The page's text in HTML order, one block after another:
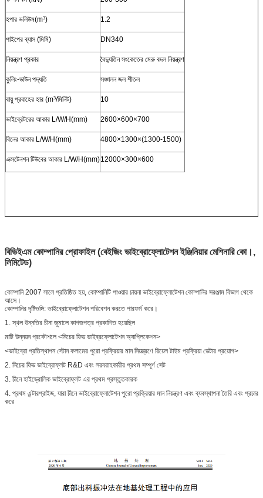
হপার ভলিউম(m³) 1.2
পাইপের ব্যাস (মিমি) DN340
নিয়ন্ত্রণ প্রকার বৈদ্যুতিন সংকেতের মেরু বদল নিয়ন্ত্রণ
কুলিং-ডাউন পদ্ধতি সঞ্চালন জল শীতল
বায়ু প্রবাহের হার (m³/মিনিট) 10
ভাইব্রেটরের আকার L/W/H(mm) 2600×600×700
বিনের আকার L/W/H(mm) 4800×1300×(1300-1500)
এক্সটেনশন টিউবের আকার L/W/H(mm)12000×300×600
বিভিইএম কোম্পানির প্রোফাইল (বেইজিং ভাইব্রোফ্লোটেশন ইঞ্জিনিয়ার মেশিনারি কো।,
লিমিটেড)
কোম্পানি 2007 সালে প্রতিষ্ঠিত হয়, কোম্পানিটি পাওয়ার চায়না ভাইব্রোফ্লোটেশন কোম্পানির সরঞ্জাম বিভাগ থেকে
আসে।
কোম্পানির দৃষ্টিভঙ্গি: ভাইব্রোফ্লোটেশন পরিবেশন করতে পারফর্ম করে।
1. স্থল উন্নতির চীনা জুমালে কাগজপত্র প্রকাশিত হয়েছিল
মাটি উন্নয়ন প্রকৌশলে <নিচের ফিড ভাইব্রফ্লোটেশন অ্যাপ্লিকেশন>
<ভাইব্রো প্রতিস্থাপন স্টোন কলামের পুরো প্রক্রিয়ার মান নিয়ন্ত্রণে রিয়েল টাইম প্রক্রিয়া ডেটার প্রয়োগ>
2. নিচের ফিড ভাইব্রোফ্লট R&D এবং সরবরাহকারীর প্রথম সম্পূর্ণ সেট
3. চীনে হাইড্রোলিক ভাইব্রোফ্লট এর প্রথম প্রস্তুতকারক
4. প্রথম এন্টারপ্রাইজ, যারা চীনে ভাইব্রোফ্লোটেশন পুরো প্রক্রিয়ার মান নিয়ন্ত্রণ এবং ব্যবস্থাপনা তৈরি এবং প্রচার
করে